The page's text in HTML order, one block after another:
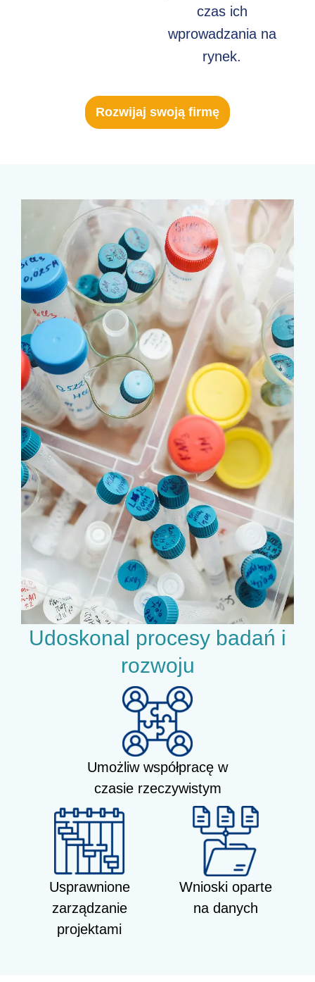
czas ich
wprowadzania na
rynek.
Rozwijaj swoją firmę
Udoskonal procesy badań i
rozwoju
Umożliw współpracę w
czasie rzeczywistym
Usprawnione
zarządzanie
projektami
Wnioski oparte
na danych